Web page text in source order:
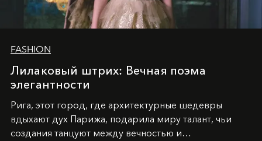
FASHION
Лилаковый штрих: Вечная поэма
элегантности
Рига, этот город, где архитектурные шедевры
вдыхают дух Парижа, подарила миру талант, чьи
создания танцуют между вечностью и